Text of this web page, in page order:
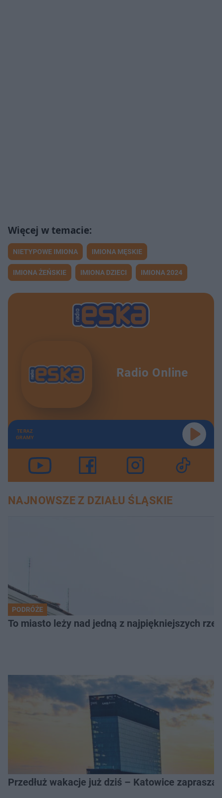
NIETYPOWE IMIONA IMIONA MĘSKIE
IMIONA ŻEŃSKIE IMIONA DZIECI IMIONA 2024
Radio Online
TERAZ
GRAMY
NAJNOWSZE Z DZIAŁU ŚLĄSKIE
PODRÓŻE
To miasto leży nad jedną z najpiękniejszych
Przedłuż wakacje już dziś – Katowice